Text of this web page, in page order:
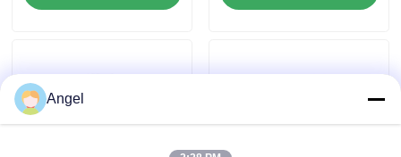
引用を要求しなさい
Angel